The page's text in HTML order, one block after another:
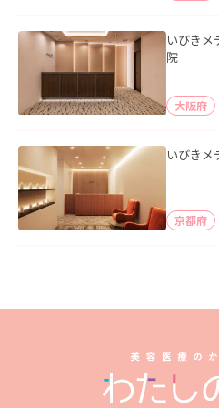
いびきメ
院
大阪府
いびきメ
京都府